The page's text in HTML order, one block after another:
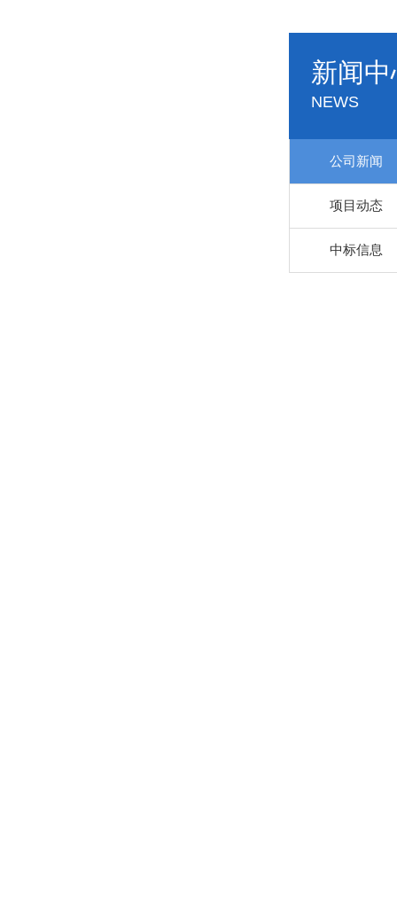
新闻中
NEWS
公司新闻
项目动态
中标信息